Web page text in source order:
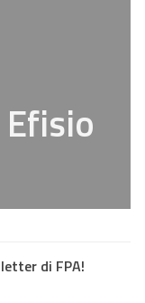
di FPA!